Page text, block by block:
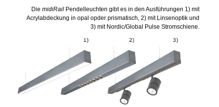
Die midiRail Pendelleuchten gibt es in den Ausführungen 1) mit
Acrylabdeckung in opal opder prismatisch, 2) mit Linsenoptik und
3) mit Nordic/Global Pulse Stromschiene.